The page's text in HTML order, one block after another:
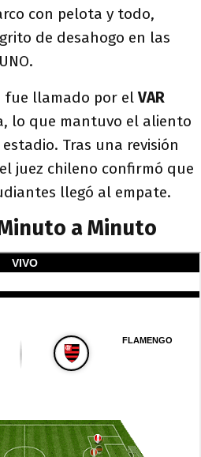
con pelota y todo,
de desahogo en las
fue llamado por elVAR
lo que mantuvo el aliento
Tras una revisión
juez chileno confirmó que
llegó al empate.
a Minuto